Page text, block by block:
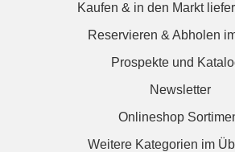
Kaufen & in den Markt
Reservieren & Abholen
Prospekte und
Newsletter
Onlineshop
Weitere Kategorien im